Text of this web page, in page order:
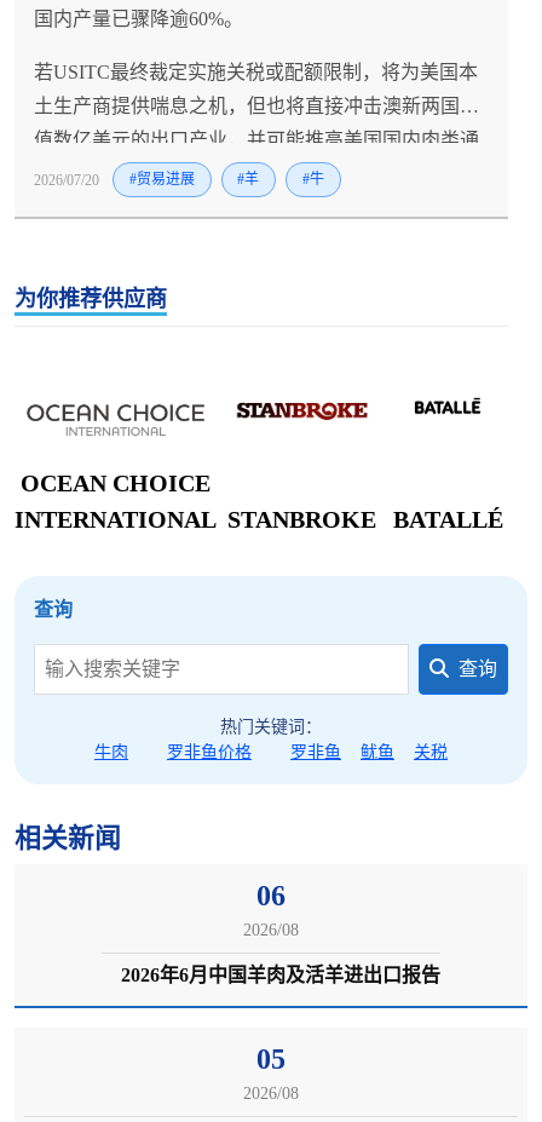
国内产量已骤降逾60%。
若USITC最终裁定实施关税或配额限制，将为美国本
土生产商提供喘息之机，但也将直接冲击澳新两国价
值数亿美元的出口产业，并可能推高美国国内肉类通
胀水平。
2026/07/20 #贸易进展 #羊 #牛
为你推荐供应商
OCEAN CHOICE
INTERNATIONAL STANBROKE BATALLÉ
查询
查询
热门关键词：
牛肉
罗非鱼价格 罗非鱼 鱿鱼 关税
相关新闻
06
2026/08
2026年6月中国羊肉及活羊进出口报告
05
2026/08